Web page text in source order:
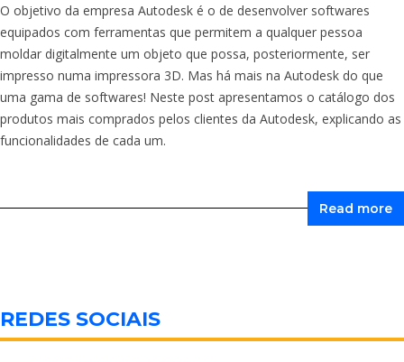
O objetivo da empresa Autodesk é o de desenvolver softwares
equipados com ferramentas que permitem a qualquer pessoa
moldar digitalmente um objeto que possa, posteriormente, ser
impresso numa impressora 3D. Mas há mais na Autodesk do que
uma gama de softwares! Neste post apresentamos o catálogo dos
produtos mais comprados pelos clientes da Autodesk, explicando as
funcionalidades de cada um.
Read more
REDES SOCIAIS